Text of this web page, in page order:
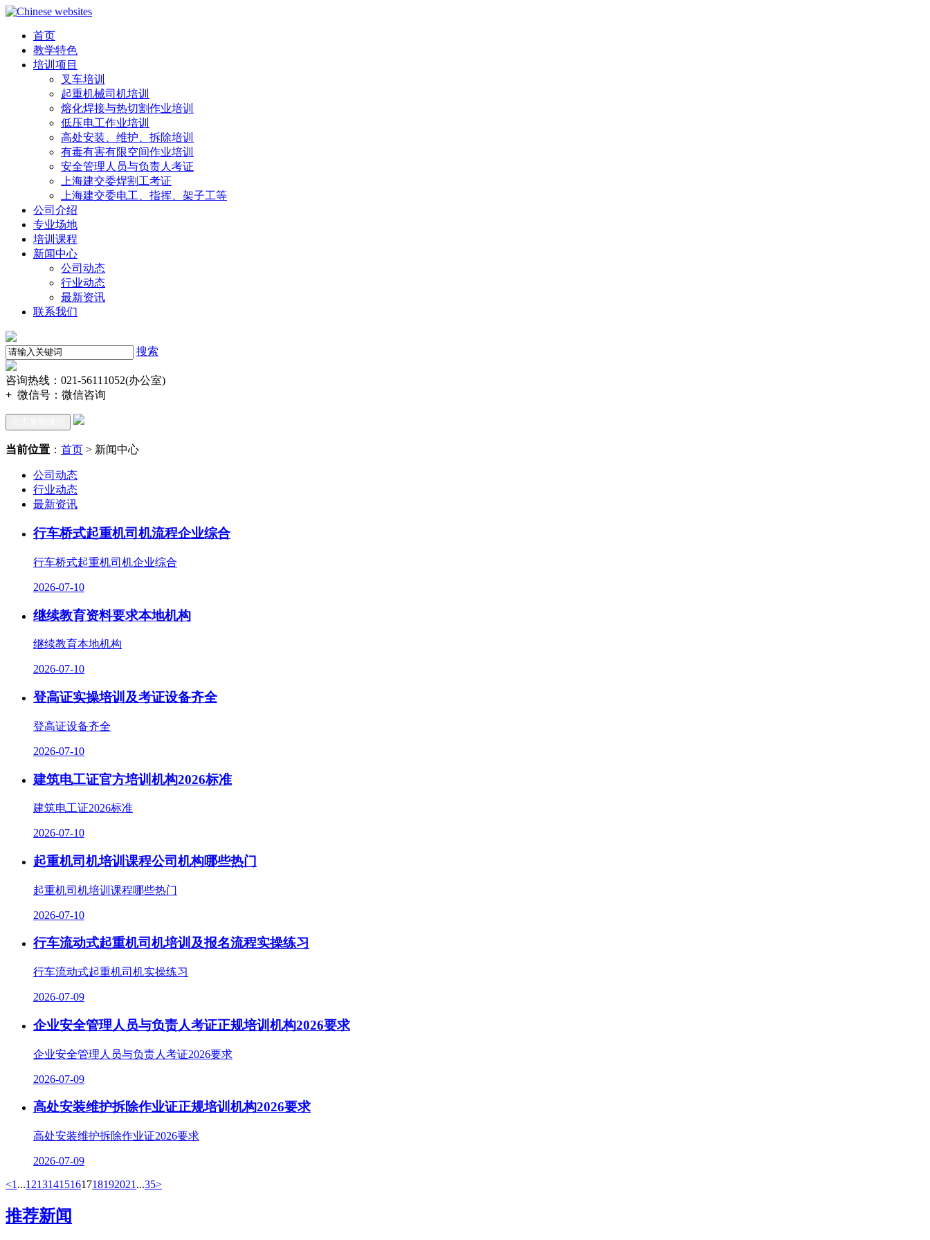
首页
教学特色
培训项目
叉车培训
起重机械司机培训
熔化焊接与热切割作业培训
低压电工作业培训
高处安装、维护、拆除培训
有毒有害有限空间作业培训
安全管理人员与负责人考证
上海建交委焊割工考证
上海建交委电工、指挥、架子工等
公司介绍
专业场地
培训课程
新闻中心
公司动态
行业动态
最新资讯
联系我们
搜索
咨询热线：021-56111052(办公室)
+ 微信号： 微信咨询
当前位置 ： 首页 > 新闻中心
公司动态
行业动态
最新资讯
行车桥式起重机司机流程企业综合
行车桥式起重机司机企业综合
2026-07-10
继续教育资料要求本地机构
继续教育本地机构
2026-07-10
登高证实操培训及考证设备齐全
登高证设备齐全
2026-07-10
建筑电工证官方培训机构2026标准
建筑电工证2026标准
2026-07-10
起重机司机培训课程公司机构哪些热门
起重机司机培训课程哪些热门
2026-07-10
行车流动式起重机司机培训及报名流程实操练习
行车流动式起重机司机实操练习
2026-07-09
企业安全管理人员与负责人考证正规培训机构2026要求
企业安全管理人员与负责人考证2026要求
2026-07-09
高处安装维护拆除作业证正规培训机构2026要求
高处安装维护拆除作业证2026要求
2026-07-09
<1 ...12131415161718192021 ...35>
推荐新闻